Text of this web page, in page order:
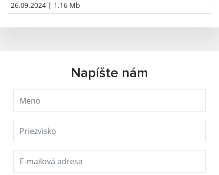
26.09.2024 | 1.16 Mb
Napíšte nám